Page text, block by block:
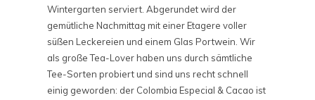
Wintergarten serviert. Abgerundet wird der
gemütliche Nachmittag mit einer Etagere voller
süßen Leckereien und einem Glas Portwein. Wir
als große Tea-Lover haben uns durch sämtliche
Tee-Sorten probiert und sind uns recht schnell
einig geworden: der Colombia Especial & Cacao ist